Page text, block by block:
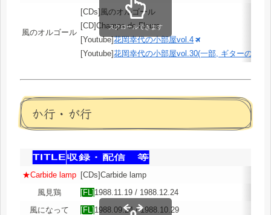
風のオルゴール
[CDs]風のオルゴール
[CD]Champs de Fleurs
[Youtube]花岡幸代の小部屋vol.4
[Youtube]花岡幸代の小部屋vol.30(一部, ギターの試奏)
スクロールできます
か行・が行
TITLE 収録・配信 等
★Carbide lamp [CDs]Carbide lamp
風見鶏
[FL]1988.11.19 / 1988.12.24
風になって
[FL]1988.09.24 / 1988.10.29